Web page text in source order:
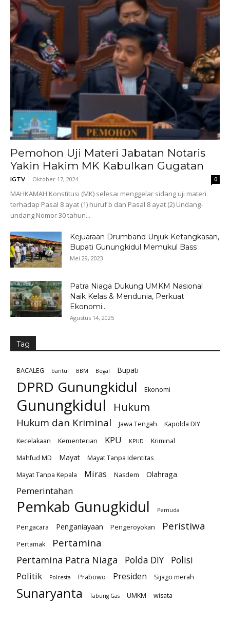
Pemohon Uji Materi Jabatan Notaris
Yakin Hakim MK Kabulkan Gugatan
IGTV - Oktober 17, 2024 0
MAHKAMAH Konstitusi (MK) selesai menggelar sidang uji materi
terhadap Pasal 8 ayat (1) huruf b dan Pasal 8 ayat (2) Undang-
undang Nomor 30 tahun...
Kejuaraan Drumband Unjuk Ketangkasan,
Bupati Gunungkidul Memukul Bass
Mei 29, 2023
Patra Niaga Dukung UMKM Nasional
Naik Kelas & Mendunia, Perkuat
Ekonomi...
Agustus 14, 2025
Tag
BACALEG bantul BBM Begal Bupati
DPRD Gunungkidul Ekonomi
Gunungkidul Hukum
Hukum dan Kriminal Jawa Tengah
Kapolda DIY
Kecelakaan
Kementerian KPU KPUD
Kriminal
Mahfud MD
Mayat
Mayat Tanpa Identitas
Mayat Tanpa Kepala
Miras Nasdem Olahraga
Pemerintahan
Pemkab Gunugkidul Pemuda
Pengacara Penganiayaan Pengeroyokan Peristiwa
Pertamak Pertamina
Pertamina Patra Niaga Polda DIY
Polisi
Politik
Polresta Prabowo Presiden Sijago merah
Sunaryanta Tabung Gas UMKM wisata